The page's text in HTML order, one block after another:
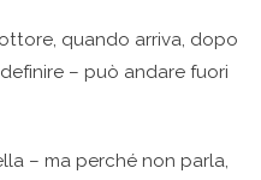
quando arriva, dopo
– può andare fuori
– ma perché non parla,